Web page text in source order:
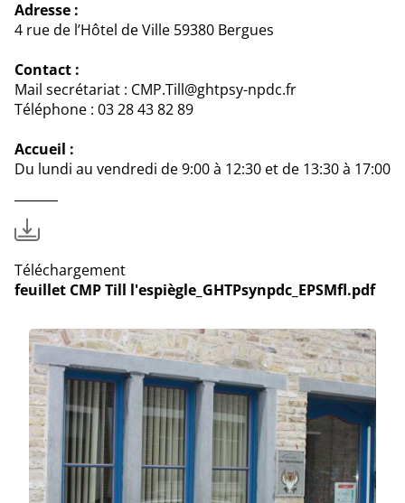
Adresse :
4 rue de l’Hôtel de Ville 59380 Bergues
Contact :
Mail secrétariat : CMP.Till@ghtpsy-npdc.fr
Téléphone : 03 28 43 82 89
Accueil :
Du lundi au vendredi de 9:00 à 12:30 et de 13:30 à 17:00
Téléchargement
feuillet CMP Till l'espiègle_GHTPsynpdc_EPSMfl.pdf